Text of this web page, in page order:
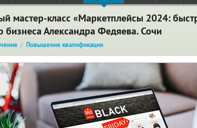
мастер-класс «Маркетплейсы 2024:
бизнеса Александра Федяева. Сочи
Повышение квалификации